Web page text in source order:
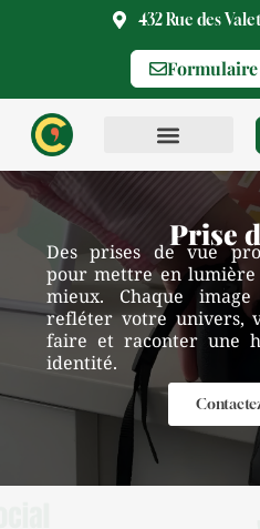
432 Rue des
Prise
Des prises de vue
pour mettre en lumière
mieux. Chaque
refléter votre univers,
faire et raconter une
identité.